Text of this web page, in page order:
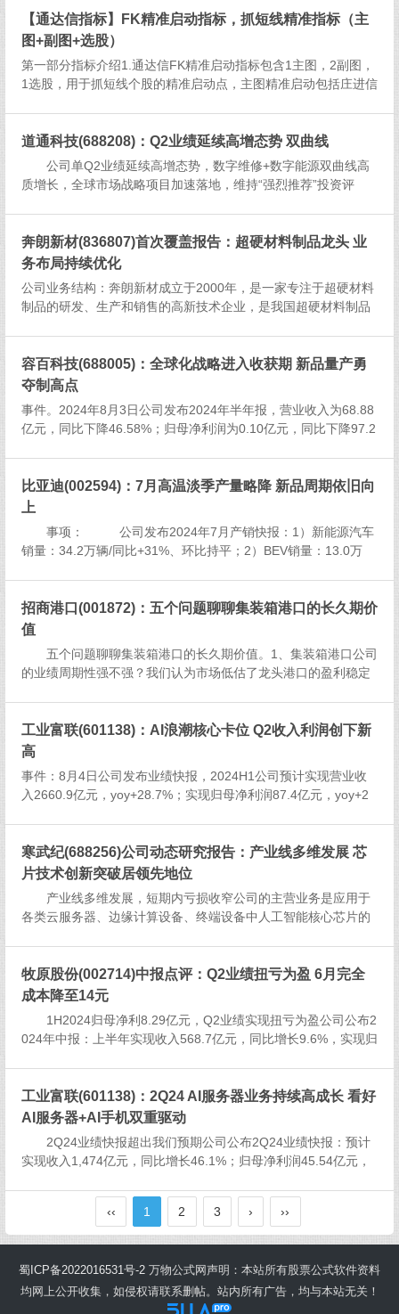
标，总计7个指标，为投资者提供全
辑：该选股指标筛选出的股票需...
【通达信指标】FK精准启动指标，抓短线精准指标（主
图+副图+选股）
第一部分指标介绍1.通达信FK精准启动指标包含1主图，2副图，
1选股，用于抓短线个股的精准启动点，主图精准启动包括庄进信
道通科技(688208)：Q2业绩延续高增态势 双曲线
公司单Q2业绩延续高增态势，数字维修+数字能源双曲线高
质增长，全球市场战略项目加速落地，维持“强烈推荐”投资评
奔朗新材(836807)首次覆盖报告：超硬材料制品龙头 业
务布局持续优化
公司业务结构：奔朗新材成立于2000年，是一家专注于超硬材料
制品的研发、生产和销售的高新技术企业，是我国超硬材料制品
工具）、稀土...
容百科技(688005)：全球化战略进入收获期 新品量产勇
夺制高点
事件。2024年8月3日公司发布2024年半年报，营业收入为68.88
亿元，同比下降46.58%；归母净利润为0.10亿元，同比下降97.2
比亚迪(002594)：7月高温淡季产量略降 新品周期依旧向
上
事项： 公司发布2024年7月产销快报：1）新能源汽车
销量：34.2万辆/同比+31%、环比持平；2）BEV销量：13.0万
招商港口(001872)：五个问题聊聊集装箱港口的长久期价
值
五个问题聊聊集装箱港口的长久期价值。1、集装箱港口公司
的业绩周期性强不强？我们认为市场低估了龙头港口的盈利稳定
右，...
工业富联(601138)：AI浪潮核心卡位 Q2收入利润创下新
高
事件：8月4日公司发布业绩快报，2024H1公司预计实现营业收
入2660.9亿元，yoy+28.7%；实现归母净利润87.4亿元，yoy+2
寒武纪(688256)公司动态研究报告：产业线多维发展 芯
片技术创新突破居领先地位
产业线多维发展，短期内亏损收窄公司的主营业务是应用于
各类云服务器、边缘计算设备、终端设备中人工智能核心芯片的
023年，公...
牧原股份(002714)中报点评：Q2业绩扭亏为盈 6月完全
成本降至14元
1H2024归母净利8.29亿元，Q2业绩实现扭亏为盈公司公布2
024年中报：上半年实现收入568.7亿元，同比增长9.6%，实现归
工业富联(601138)：2Q24 AI服务器业务持续高成长 看好
AI服务器+AI手机双重驱动
2Q24业绩快报超出我们预期公司公布2Q24业绩快报：预计
实现收入1,474亿元，同比增长46.1%；归母净利润45.54亿元，
判断扣非净利润下滑主要系汇兑损益基数较高...
‹‹
1 2 3 › ››
蜀ICP备2022016531号-2 万物公式网声明：本站所有股票公式软件资料
均网上公开收集，如侵权请联系删帖。站内所有广告，均与本站无关！